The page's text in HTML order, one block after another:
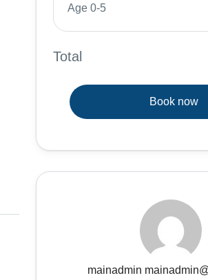
Age 0-5
Total
Book now
mainadmin